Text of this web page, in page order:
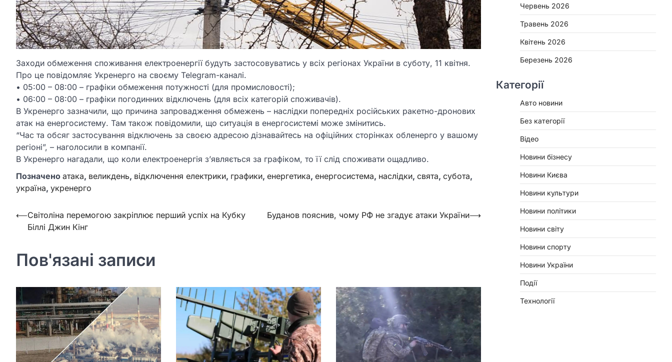
Заходи обмеження споживання електроенергії будуть застосовуватись у всіх регіонах України в суботу, 11 квітня.
Про це повідомляє Укренерго на своєму Telegram-каналі.
• 05:00 – 08:00 – графіки обмеження потужності (для промисловості);
• 06:00 – 08:00 – графіки погодинних відключень (для всіх категорій споживачів).
В Укренерго зазначили, що причина запровадження обмежень – наслідки попередніх російських ракетно-дронових
атак на енергосистему. Там також повідомили, що ситуація в енергосистемі може змінитись.
“Час та обсяг застосування відключень за своєю адресою дізнавайтесь на офіційних сторінках обленерго у вашому
регіоні”, – наголосили в компанії.
В Укренерго нагадали, що коли електроенергія з’являється за графіком, то її слід споживати ощадливо.
Позначено атака, великдень, відключення електрики, графики, енергетика, енергосистема, наслідки, свята, субота,
україна, укренерго
Навігація
записів
⟵Світоліна перемогою закріплює перший успіх на Кубку
Біллі Джин Кінг
Буданов пояснив, чому РФ не згадує атаки України⟶
Пов'язані записи
Червень 2026
Травень 2026
Квітень 2026
Березень 2026
Категорії
Авто новини
Без категорії
Відео
Новини бізнесу
Новини Києва
Новини культури
Новини політики
Новини світу
Новини спорту
Новини України
Події
Технології